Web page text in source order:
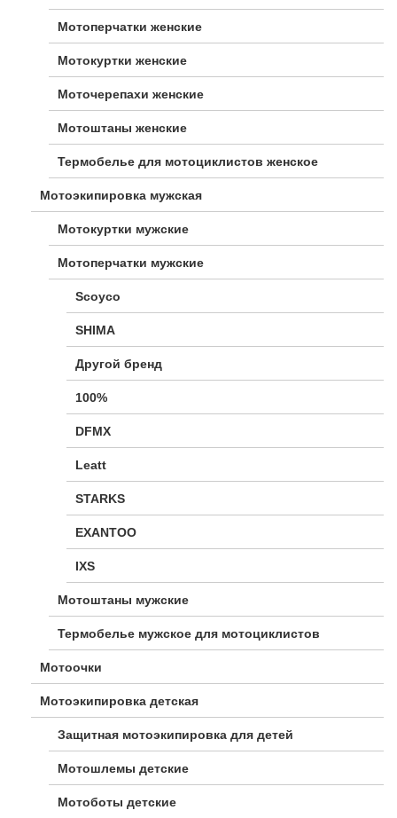
Мотоперчатки женские
Мотокуртки женские
Моточерепахи женские
Мотоштаны женские
Термобелье для мотоциклистов женское
Мотоэкипировка мужская
Мотокуртки мужские
Мотоперчатки мужские
Scoyco
SHIMA
Другой бренд
100%
DFMX
Leatt
STARKS
EXANTOO
IXS
Мотоштаны мужские
Термобелье мужское для мотоциклистов
Мотоочки
Мотоэкипировка детская
Защитная мотоэкипировка для детей
Мотошлемы детские
Мотоботы детские